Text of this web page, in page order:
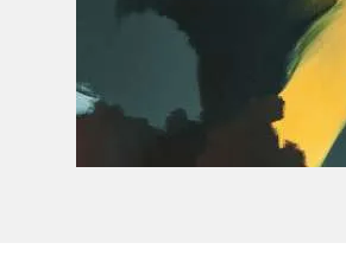
2023 VIII eyegenartige
Galerie eyegenart
2023 Zwischenwelten im
Einzelausstellung
2024 Kunstroute Ehrenfeld